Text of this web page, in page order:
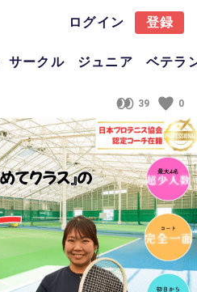
ログイン 登録
サークル ジュニア ベテラ
39 0